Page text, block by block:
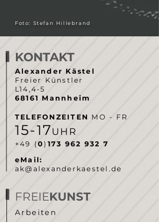
Foto: Stefan Hillebrand
KONTAKT
Alexander Kästel
Freier Künstler
L14,4-5
68161 Mannheim
TELEFONZEITEN MO - FR
15-17UHR
‭+49 (0) 173 962 932 7‬
eMail:
ak@alexanderkaestel.de
FREIEKUNST
Arbeiten